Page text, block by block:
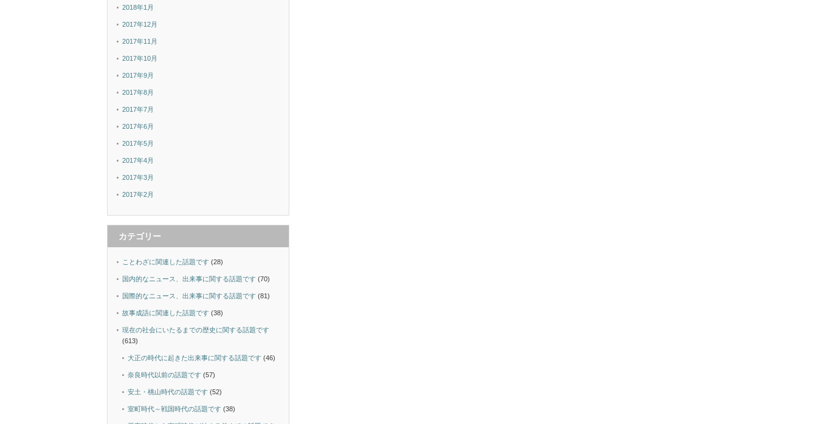
2018年1月
2017年12月
2017年11月
2017年10月
2017年9月
2017年8月
2017年7月
2017年6月
2017年5月
2017年4月
2017年3月
2017年2月
カテゴリー
ことわざに関連した話題です (28)
国内的なニュース、出来事に関する話題です (70)
国際的なニュース、出来事に関する話題です (81)
故事成語に関連した話題です (38)
現在の社会にいたるまでの歴史に関する話題です
(613)
大正の時代に起きた出来事に関する話題です (46)
奈良時代以前の話題です (57)
安土・桃山時代の話題です (52)
室町時代～戦国時代の話題です (38)